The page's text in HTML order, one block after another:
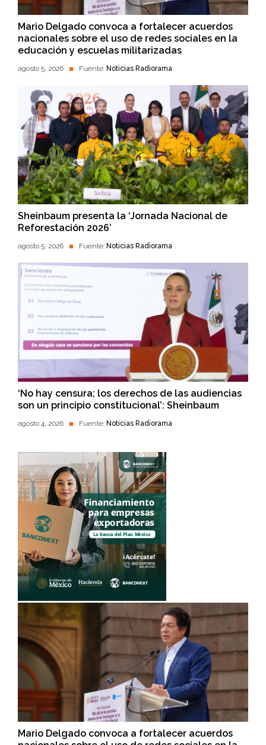
Mario Delgado convoca a fortalecer acuerdos
nacionales sobre el uso de redes sociales en la
educación y escuelas militarizadas
agosto 5, 2026 Fuente: Noticias Radiorama
Sheinbaum presenta la ‘Jornada Nacional de
Reforestación 2026’
agosto 5, 2026 Fuente: Noticias Radiorama
‘No hay censura; los derechos de las audiencias
son un principio constitucional’: Sheinbaum
agosto 4, 2026 Fuente: Noticias Radiorama
Mario Delgado convoca a fortalecer acuerdos